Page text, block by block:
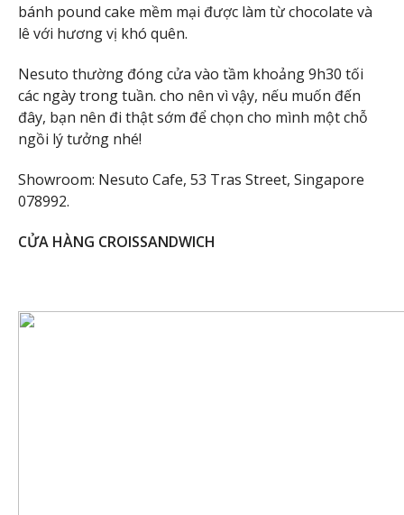
bánh pound cake mềm mại được làm từ chocolate và
lê với hương vị khó quên.
Nesuto thường đóng cửa vào tầm khoảng 9h30 tối
các ngày trong tuần. cho nên vì vậy, nếu muốn đến
đây, bạn nên đi thật sớm để chọn cho mình một chỗ
ngồi lý tưởng nhé!
Showroom: Nesuto Cafe, 53 Tras Street, Singapore
078992.
CỬA HÀNG CROISSANDWICH